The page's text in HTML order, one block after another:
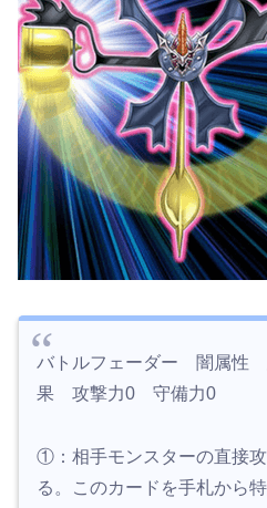
バトルフェーダー 闇属
果 攻撃力0 守備力0
①：相手モンスターの直接
る。このカードを手札から